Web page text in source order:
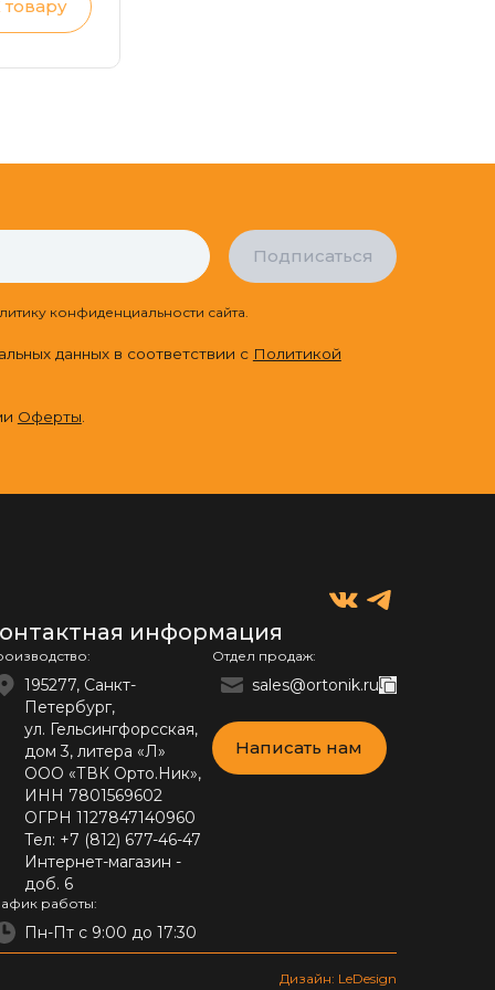
товару
Подписаться
конфиденциальности сайта.
данных в соответствии с Политикой
Оферты
информация
195277, Санкт-
Петербург,
ул. Гельсингфорсская,
дом 3, литера «Л»
ООО «ТВК Орто.Ник»,
ИНН 7801569602
ОГРН 1127847140960
Тел: +7 (812) 677-46-47
Интернет-магазин -
доб. 6
работы:
Пн-Пт с 9:00 до 17:30
Отдел продаж:
sales@ortonik.ru
Написать нам
Дизайн: LeDesign